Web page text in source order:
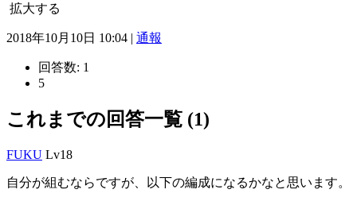
拡大する
2018年10月10日 10:04 | 通報
回答数: 1
5
これまでの回答一覧 (1)
FUKU Lv18
自分が組むならですが、以下の編成になるかなと思います。